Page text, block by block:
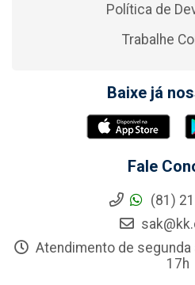
Política de
Trabalhe
Baixe já
Fale
(81)
Atendimento de
17h